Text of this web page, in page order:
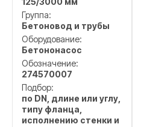
Группа:
Бетоновод и трубы
Оборудование:
Бетононасос
Обозначение:
274570007
Подбор:
по DN, длине или углу,
типу фланца,
исполнению стенки и